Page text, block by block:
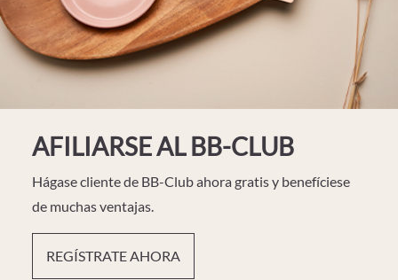
AFILIARSE AL BB-CLUB
Hágase cliente de BB-Club ahora gratis y benefíciese
de muchas ventajas.
REGÍSTRATE AHORA